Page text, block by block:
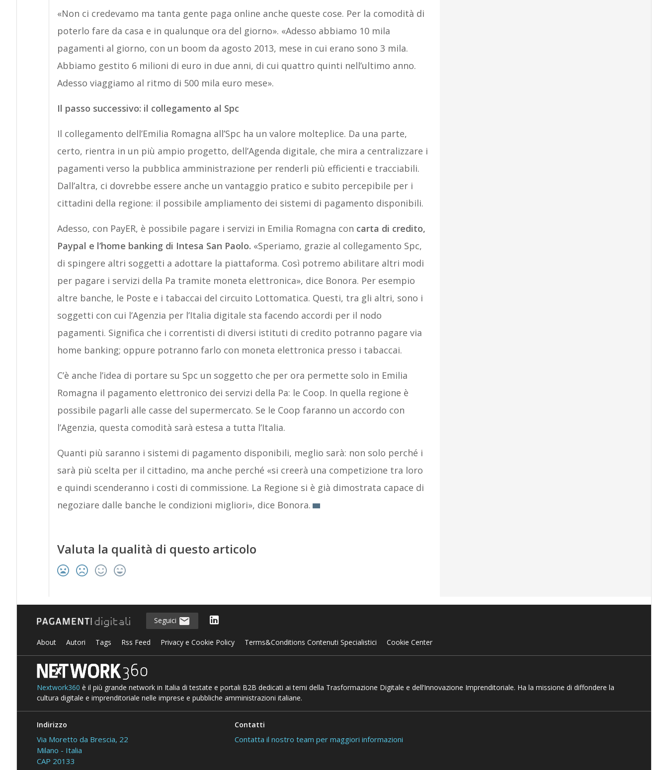
«Non ci credevamo ma tanta gente paga online anche queste cose. Per la comodità di
poterlo fare da casa e in qualunque ora del giorno». «Adesso abbiamo 10 mila
pagamenti al giorno, con un boom da agosto 2013, mese in cui erano sono 3 mila.
Abbiamo gestito 6 milioni di euro in due anni, di cui quattro quinti nell’ultimo anno.
Adesso viaggiamo al ritmo di 500 mila euro mese».
Il passo successivo: il collegamento al Spc
Il collegamento dell’Emilia Romagna all’Spc ha un valore molteplice. Da una parte,
certo, rientra in un più ampio progetto, dell’Agenda digitale, che mira a centralizzare i
pagamenti verso la pubblica amministrazione per renderli più efficienti e tracciabili.
Dall’altra, ci dovrebbe essere anche un vantaggio pratico e subito percepibile per i
cittadini della regione: il possibile ampliamento dei sistemi di pagamento disponibili.
Adesso, con PayER, è possibile pagare i servizi in Emilia Romagna con carta di credito,
Paypal e l’home banking di Intesa San Paolo. «Speriamo, grazie al collegamento Spc,
di spingere altri soggetti a adottare la piattaforma. Così potremo abilitare altri modi
per pagare i servizi della Pa tramite moneta elettronica», dice Bonora. Per esempio
altre banche, le Poste e i tabaccai del circuito Lottomatica. Questi, tra gli altri, sono i
soggetti con cui l’Agenzia per l’Italia digitale sta facendo accordi per il nodo
pagamenti. Significa che i correntisti di diversi istituti di credito potranno pagare via
home banking; oppure potranno farlo con moneta elettronica presso i tabaccai.
C’è anche l’idea di portare su Spc un soggetto che per ora permette solo in Emilia
Romagna il pagamento elettronico dei servizi della Pa: le Coop. In quella regione è
possibile pagarli alle casse del supermercato. Se le Coop faranno un accordo con
l’Agenzia, questa comodità sarà estesa a tutta l’Italia.
Quanti più saranno i sistemi di pagamento disponibili, meglio sarà: non solo perché i
sarà più scelta per il cittadino, ma anche perché «si creerà una competizione tra loro
e quindi scenderanno i costi di commissione. La Regione si è già dimostrata capace di
negoziare dalle banche le condizioni migliori», dice Bonora.
Valuta la qualità di questo articolo
Seguici
About Autori Tags Rss Feed Privacy e Cookie Policy Terms&Conditions Contenuti Specialistici Cookie Center
Nextwork360 è il più grande network in Italia di testate e portali B2B dedicati ai temi della Trasformazione Digitale e dell’Innovazione Imprenditoriale. Ha la missione di diffondere la
cultura digitale e imprenditoriale nelle imprese e pubbliche amministrazioni italiane.
Indirizzo
Via Moretto da Brescia, 22
Milano - Italia
CAP 20133
Contatti
Contatta il nostro team per maggiori informazioni